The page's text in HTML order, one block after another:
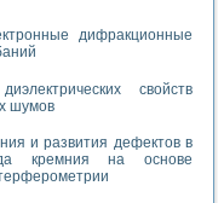
дифракционные
свойств
шумов
и развития дефектов в
кремния на основе